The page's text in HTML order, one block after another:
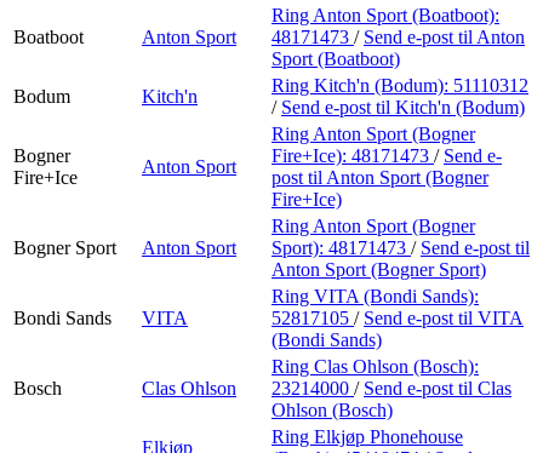
Boatboot Anton Sport
Ring Anton Sport (Boatboot):
48171473 / Send e-post til Anton
Sport (Boatboot)
Bodum
Kitch'n
Ring Kitch'n (Bodum): 51110312
/ Send e-post til Kitch'n (Bodum)
Bogner
Fire+Ice
Anton Sport
Ring Anton Sport (Bogner
Fire+Ice): 48171473 / Send e-
post til Anton Sport (Bogner
Fire+Ice)
Bogner Sport Anton Sport
Ring Anton Sport (Bogner
Sport): 48171473 / Send e-post til
Anton Sport (Bogner Sport)
Bondi Sands VITA
Ring VITA (Bondi Sands):
52817105 / Send e-post til VITA
(Bondi Sands)
Bosch Clas Ohlson
Ring Clas Ohlson (Bosch):
23214000 / Send e-post til Clas
Ohlson (Bosch)
Elkjøp
Ring Elkjøp Phonehouse